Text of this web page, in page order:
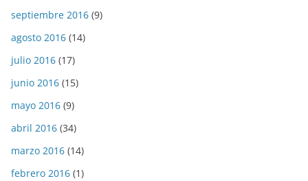
septiembre 2016 (9)
agosto 2016 (14)
julio 2016 (17)
junio 2016 (15)
mayo 2016 (9)
abril 2016 (34)
marzo 2016 (14)
febrero 2016 (1)